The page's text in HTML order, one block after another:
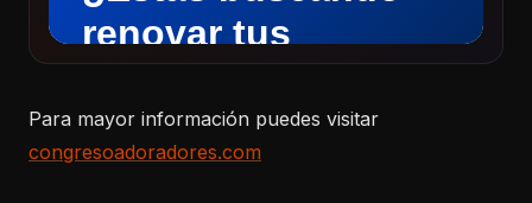
Para mayor información puedes visitar
congresoadoradores.com